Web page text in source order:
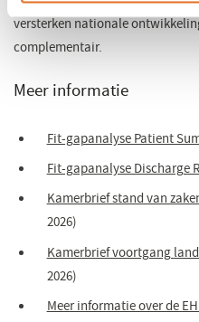
versterken nationale
complementair.
Meer informatie
Fit-gapanalyse Patient
Fit-gapanalyse Discharge
Kamerbrief stand van
2026)
Kamerbrief voortgang
2026)
Meer informatie over de